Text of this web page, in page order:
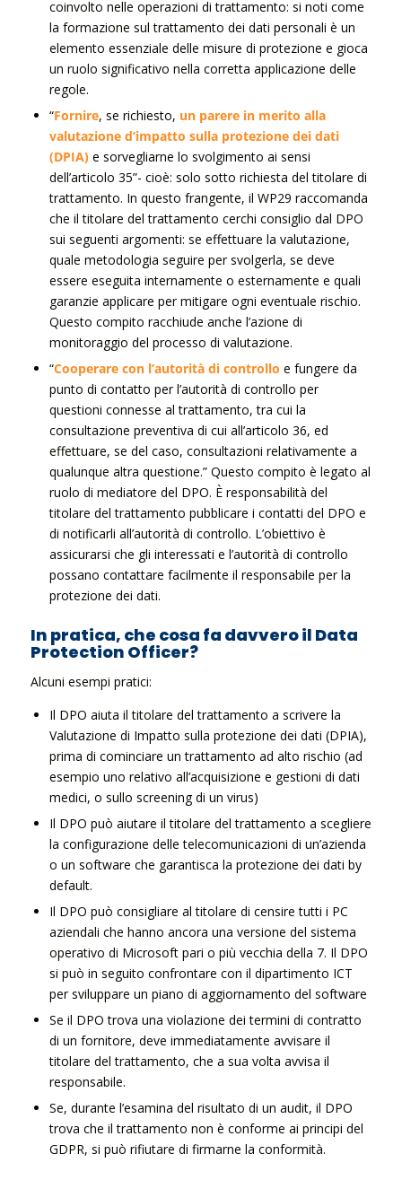
coinvolto nelle operazioni di trattamento: si noti come
la formazione sul trattamento dei dati personali è un
elemento essenziale delle misure di protezione e gioca
un ruolo significativo nella corretta applicazione delle
regole.
“Fornire, se richiesto, un parere in merito alla
valutazione d’impatto sulla protezione dei dati
(DPIA)e sorvegliarne lo svolgimento ai sensi
dell’articolo 35”- cioè: solo sotto richiesta del titolare di
trattamento. In questo frangente, il WP29 raccomanda
che il titolare del trattamento cerchi consiglio dal DPO
sui seguenti argomenti: se effettuare la valutazione,
quale metodologia seguire per svolgerla, se deve
essere eseguita internamente o esternamente e quali
garanzie applicare per mitigare ogni eventuale rischio.
Questo compito racchiude anche l’azione di
monitoraggio del processo di valutazione.
“Cooperare con l’autorità di controllo e fungere da
punto di contatto per l’autorità di controllo per
questioni connesse al trattamento, tra cui la
consultazione preventiva di cui all’articolo 36, ed
effettuare, se del caso, consultazioni relativamente a
qualunque altra questione.” Questo compito è legato al
ruolo di mediatore del DPO. È responsabilità del
titolare del trattamento pubblicare i contatti del DPO e
di notificarli all’autorità di controllo. L’obiettivo è
assicurarsi che gli interessati e l’autorità di controllo
possano contattare facilmente il responsabile per la
protezione dei dati.
In pratica, che cosa fa davvero il Data
Protection Officer?
Alcuni esempi pratici:
Il DPO aiuta il titolare del trattamento a scrivere la
Valutazione di Impatto sulla protezione dei dati (DPIA),
prima di cominciare un trattamento ad alto rischio (ad
esempio uno relativo all’acquisizione e gestioni di dati
medici, o sullo screening di un virus)
Il DPO può aiutare il titolare del trattamento a scegliere
la configurazione delle telecomunicazioni di un’azienda
o un software che garantisca la protezione dei dati by
default.
Il DPO può consigliare al titolare di censire tutti i PC
aziendali che hanno ancora una versione del sistema
operativo di Microsoft pari o più vecchia della 7. Il DPO
si può in seguito confrontare con il dipartimento ICT
per sviluppare un piano di aggiornamento del software
Se il DPO trova una violazione dei termini di contratto
di un fornitore, deve immediatamente avvisare il
titolare del trattamento, che a sua volta avvisa il
responsabile.
Se, durante l’esamina del risultato di un audit, il DPO
trova che il trattamento non è conforme ai principi del
GDPR, si può rifiutare di firmarne la conformità.